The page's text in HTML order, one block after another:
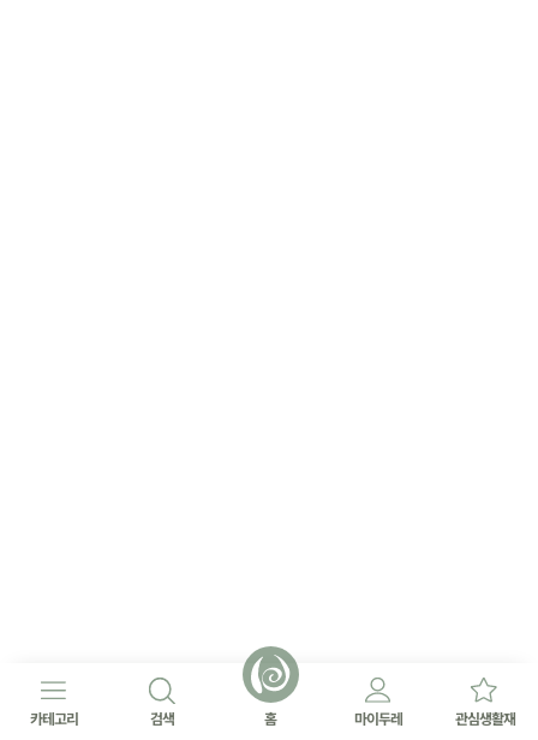
카테고리 검색 홈 마이두레 관심생활재